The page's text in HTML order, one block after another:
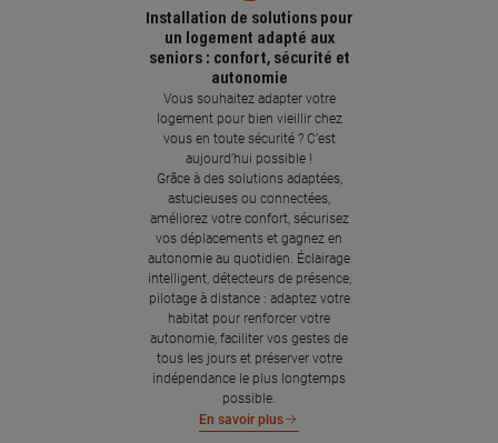
Installation de solutions pour
un logement adapté aux
seniors : confort, sécurité et
autonomie
Vous souhaitez adapter votre
logement pour bien vieillir chez
vous en toute sécurité ? C’est
aujourd’hui possible !
Grâce à des solutions adaptées,
astucieuses ou connectées,
améliorez votre confort, sécurisez
vos déplacements et gagnez en
autonomie au quotidien. Éclairage
intelligent, détecteurs de présence,
pilotage à distance : adaptez votre
habitat pour renforcer votre
autonomie, faciliter vos gestes de
tous les jours et préserver votre
indépendance le plus longtemps
possible.
En savoir plus